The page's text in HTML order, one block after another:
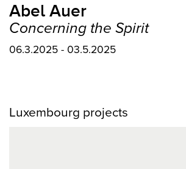
Abel Auer
Concerning the Spirit
06.3.2025 - 03.5.2025
Luxembourg projects